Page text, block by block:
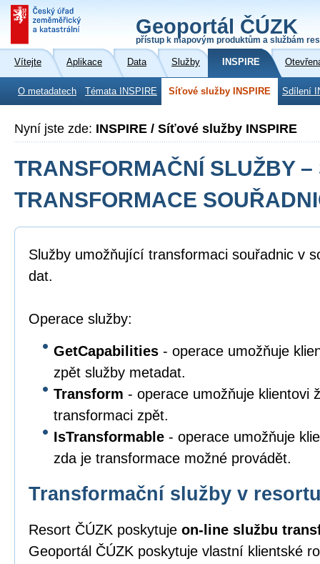
Geoportál ČÚZK
přístup k mapovým produktům a službám
Vítejte Aplikace Data Služby INSPIRE
O metadatech Témata INSPIRE Síťové služby INSPIRE Sdílení
Nyní jste zde: INSPIRE / Síťové služby INSPIRE
TRANSFORMAČNÍ SLUŽBY –
TRANSFORMACE
Služby umožňující transformaci souřadnic v
dat.
Operace služby:
GetCapabilities - operace umožňuje
zpět služby metadat.
Transform - operace umožňuje klientovi
transformaci zpět.
IsTransformable - operace umožňuje
zda je transformace možné provádět.
Transformační služby v
Resort ČÚZK poskytuje on-line službu
Geoportál ČÚZK poskytuje vlastní klientské